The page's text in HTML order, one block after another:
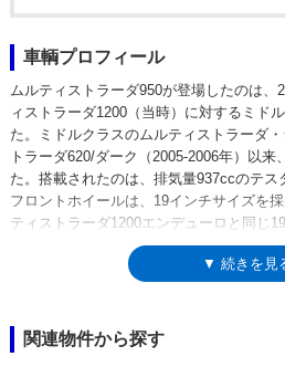
車輌プロフィール
ムルティストラーダ950が登場したのは、
ィストラーダ1200（当時）に対するミド
た。ミドルクラスのムルティストラーダ
トラーダ620/ダーク（2005-2006年）以来
た。搭載されたのは、排気量937ccのテス
フロントホイールは、19インチサイズを
ティストラーダ1200エンデューロと同じ
ト式だった。また、スイングアームは両
ってオフロード走破性を高めていたとこ
トロールを標準装備し、スクリーンは高
は、上級仕様のSバージョン（ムルティス
▼ 続きを見
関連物件から探す